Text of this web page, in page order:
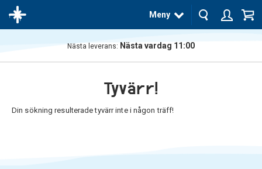
Meny
Nästa leverans: Nästa vardag 11:00
Tyvärr!
Din sökning resulterade tyvärr inte i någon träff!